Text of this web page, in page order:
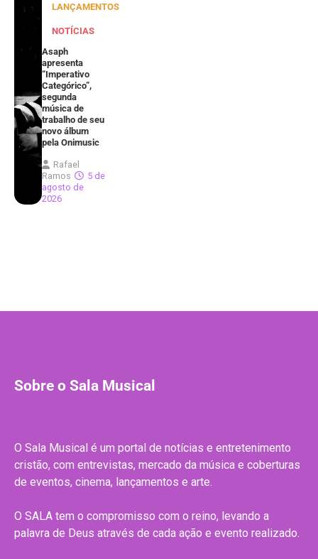
LANÇAMENTOS
NOTÍCIAS
Asaph
apresenta
“Imperativo
Categórico”,
segunda
música de
trabalho de seu
novo álbum
pela Onimusic
Rafael
Ramos
5 de
agosto de
2026
Sobre o Sala Musical
O Sala Musical é um portal de notícias e entretenimento
cristão, com entrevistas, mercado da música e coberturas
de eventos, cinema, lançamentos e arte.
O SALA tem o compromisso com o reino, levando a
palavra de Deus através de cada ação e evento realizado.